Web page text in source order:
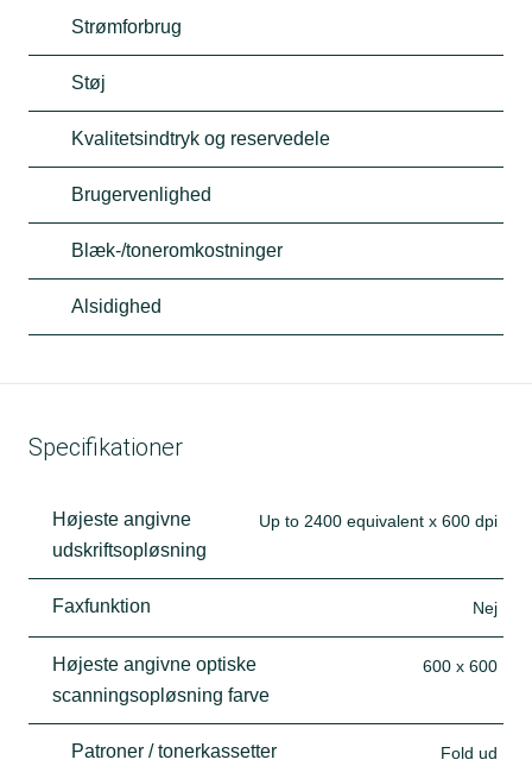
Strømforbrug
Støj
Kvalitetsindtryk og reservedele
Brugervenlighed
Blæk-/toneromkostninger
Alsidighed
Specifikationer
Højeste angivne
udskriftsopløsning
Up to 2400 equivalent x 600 dpi
Faxfunktion Nej
Højeste angivne optiske
scanningsopløsning farve
600 x 600
Patroner / tonerkassetter Fold ud